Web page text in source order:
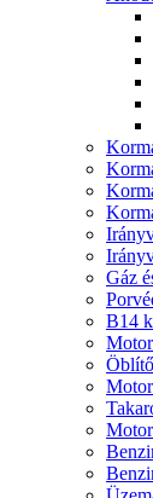
Gáz
B14